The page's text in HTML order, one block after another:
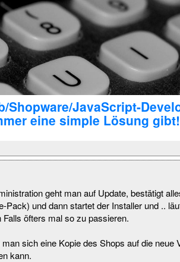
Shopware/JavaScript-
eine simple Lösung gibt!
geht man auf Update, bestätigt
und dann startet der Installer und ..
öfters mal so zu passieren.
sich eine Kopie des Shops auf die neue
kann.